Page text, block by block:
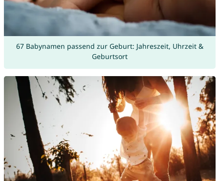
67 Babynamen passend zur Geburt: Jahreszeit, Uhrzeit &
Geburtsort